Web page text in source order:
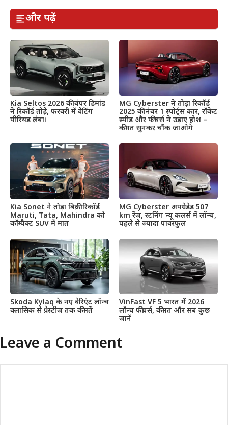
और पढ़ें
Kia Seltos 2026 की बंपर डिमांड
ने रिकॉर्ड तोड़े, फरवरी में वेटिंग
पीरियड लंबा।
MG Cyberster ने तोड़ा रिकॉर्ड
2025 की नंबर 1 स्पोर्ट्स कार, रॉकेट
स्पीड और फीचर्स ने उड़ाए होश –
कीमत सुनकर चौंक जाओगे
Kia Sonet ने तोड़ा बिक्री रिकॉर्ड
Maruti, Tata, Mahindra को
कॉम्पैक्ट SUV में मात
MG Cyberster अपग्रेडेड 507
km रेंज, स्टनिंग न्यू कलर्स में लॉन्च,
पहले से ज्यादा पावरफुल
Skoda Kylaq के नए वेरिएंट लॉन्च
क्लासिक से प्रेस्टीज तक कीमतें
VinFast VF 5 भारत में 2026
लॉन्च फीचर्स, कीमत और सब कुछ
जानें
Leave a Comment